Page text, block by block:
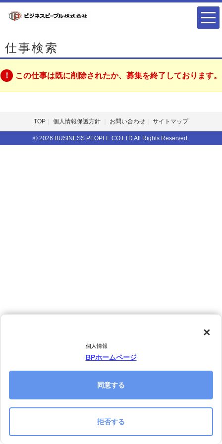
仕事検索
この仕事は既に削除されたか、募集を終了しております。
個人情報
BPホームページ
×
同意する
拒否する
TOP 個人情報保護方針 お問い合わせ サイトマップ
© 2026 BUSINESS PEOPLE CO.LTD All Rights Reserved.